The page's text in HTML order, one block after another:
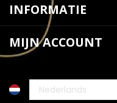
INFORMATIE
MIJN ACCOUNT